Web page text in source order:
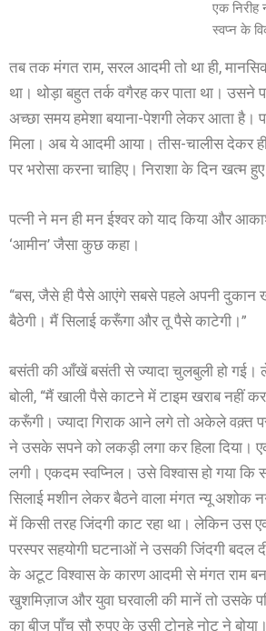
एक निरीह
स्वप्न के
तब तक मंगत राम, सरल आदमी तो था ही,
था। थोड़ा बहुत तर्क वगैरह कर पाता था। उसने
अच्छा समय हमेशा बयाना-पेशगी लेकर आता है।
मिला। अब ये आदमी आया। तीस-चालीस देकर
पर भरोसा करना चाहिए। निराशा के दिन खत्म
पत्नी ने मन ही मन ईश्वर को याद किया और
‘आमीन’ जैसा कुछ कहा।
“बस, जैसे ही पैसे आएंगे सबसे पहले अपनी दुकान
बैठेगी। मैं सिलाई करूँगा और तू पैसे काटेगी।”
बसंती की आँखें बसंती से ज्यादा चुलबुली हो
बोली, “मैं खाली पैसे काटने में टाइम खराब नहीं
करूँगी। ज्यादा गिराक आने लगे तो अकेले वक़्त
ने उसके सपने को लकड़ी लगा कर हिला दिया।
लगी। एकदम स्वप्निल। उसे विश्वास हो गया कि
सिलाई मशीन लेकर बैठने वाला मंगत न्यू अशोक
में किसी तरह जिंदगी काट रहा था। लेकिन उस
परस्पर सहयोगी घटनाओं ने उसकी जिंदगी बदल
के अटूट विश्वास के कारण आदमी से मंगत राम
खुशमिज़ाज और युवा घरवाली की मानें तो उसके
का बीज पाँच सौ रुपए के उसी टोनहे नोट ने